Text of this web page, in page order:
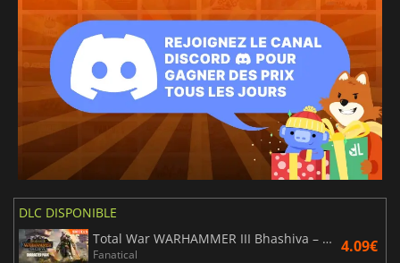
DLC DISPONIBLE
Total War WARHAMMER III Bhashiva – Character Pack
Fanatical 4.09€